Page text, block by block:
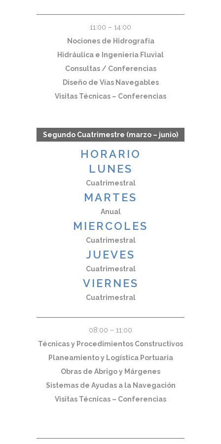
11:00 – 14:00
Nociones de Hidrografía
Hidráulica e Ingeniería Fluvial
Consultas / Conferencias
Diseño de Vías Navegables
Visitas Técnicas – Conferencias
Segundo Cuatrimestre (marzo – junio)
HORARIO
LUNES
Cuatrimestral
MARTES
Anual
MIERCOLES
Cuatrimestral
JUEVES
Cuatrimestral
VIERNES
Cuatrimestral
08:00 – 11:00
Técnicas y Procedimientos Constructivos
Planeamiento y Logística Portuaria
Obras de Abrigo y Márgenes
Sistemas de Ayudas a la Navegación
Visitas Técnicas – Conferencias